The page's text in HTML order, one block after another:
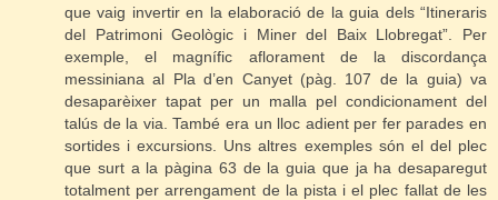
que vaig invertir en la elaboració de la guia dels “Itineraris
del Patrimoni Geològic i Miner del Baix Llobregat”. Per
exemple, el magnífic aflorament de la discordança
messiniana al Pla d’en Canyet (pàg. 107 de la guia) va
desaparèixer tapat per un malla pel condicionament del
talús de la via. També era un lloc adient per fer parades en
sortides i excursions. Uns altres exemples són el del plec
que surt a la pàgina 63 de la guia que ja ha desaparegut
totalment per arrengament de la pista i el plec fallat de les